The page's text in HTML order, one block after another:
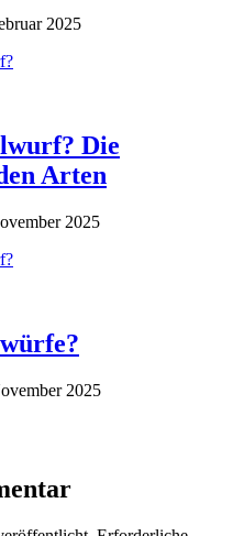
2025
Die
Arten
2025
2025